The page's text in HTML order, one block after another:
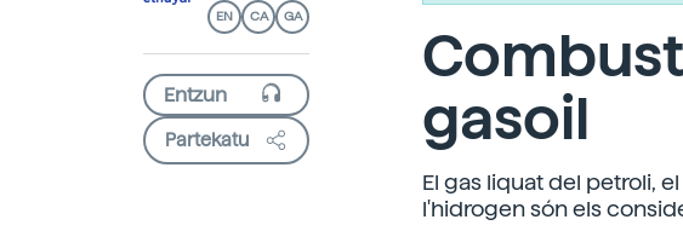
EN CA GA
Partekatu
gasoil
El gas liquat del petroli,
l'hidrogen són els